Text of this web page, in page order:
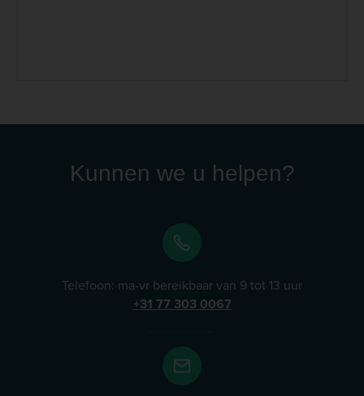
Kunnen we u helpen?
Telefoon: ma-vr bereikbaar van 9 tot 13 uur
+31 77 303 0067